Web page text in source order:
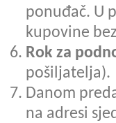
ponuđač. U
kupovine
Rok za
pošiljatelja).
Danom
na adresi